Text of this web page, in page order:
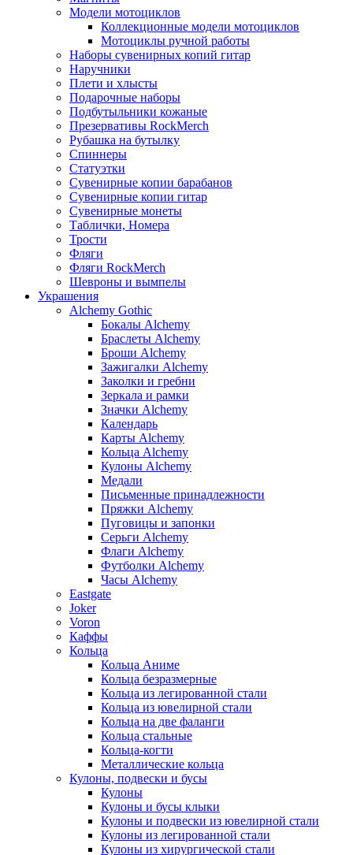
Модели мотоциклов
Коллекционные модели мотоциклов
Мотоциклы ручной работы
Наборы сувенирных копий гитар
Наручники
Плети и хлысты
Подарочные наборы
Подбутыльники кожаные
Презервативы RockMerch
Рубашка на бутылку
Спиннеры
Статуэтки
Сувенирные копии барабанов
Сувенирные копии гитар
Сувенирные монеты
Таблички, Номера
Трости
Фляги
Фляги RockMerch
Шевроны и вымпелы
Украшения
Alchemy Gothic
Бокалы Alchemy
Браслеты Alchemy
Броши Alchemy
Зажигалки Alchemy
Заколки и гребни
Зеркала и рамки
Значки Alchemy
Календарь
Карты Alchemy
Кольца Alchemy
Кулоны Alchemy
Медали
Письменные принадлежности
Пряжки Alchemy
Пуговицы и запонки
Серьги Alchemy
Флаги Alchemy
Футболки Alchemy
Часы Alchemy
Eastgate
Joker
Voron
Каффы
Кольца
Кольца Аниме
Кольца безразмерные
Кольца из легированной стали
Кольца из ювелирной стали
Кольца на две фаланги
Кольца стальные
Кольца-когти
Металлические кольца
Кулоны, подвески и бусы
Кулоны
Кулоны и бусы клыки
Кулоны и подвески из ювелирной стали
Кулоны из легированной стали
Кулоны из хирургической стали